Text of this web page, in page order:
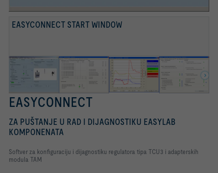
EASYCONNECT START WINDOW
EASYCONNECT VOLUME FLOW RATES
EASYCONNECT DIAGRAM
EASYCONNECT ALARMS
EASYCONNECT CONTROL PANEL
EASYCONNECT
ZA PUŠTANJE U RAD I DIJAGNOSTIKU EASYLAB
KOMPONENATA
Softver za konfiguraciju i dijagnostiku regulatora tipa TCU3 i adapterskih
modula TAM